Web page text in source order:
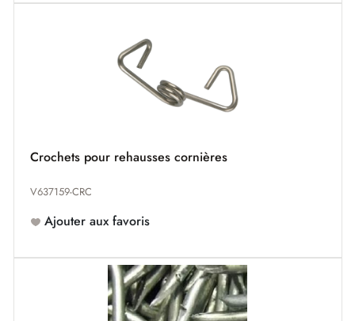
Crochets pour rehausses cornières
V637159-CRC
Ajouter aux favoris